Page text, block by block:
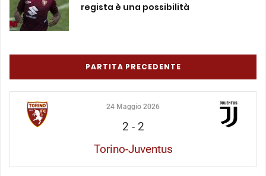
regista è una possibilità
PARTITA PRECEDENTE
24 Maggio 2026
2 - 2
Torino-Juventus